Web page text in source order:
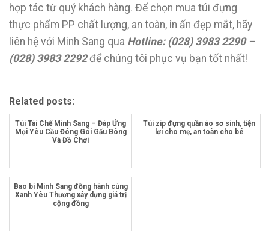
hợp tác từ quý khách hàng. Để chọn mua túi đựng
thực phẩm PP chất lượng, an toàn, in ấn đẹp mắt, hãy
liên hệ với Minh Sang qua Hotline: (028) 3983 2290 –
(028) 3983 2292để chúng tôi phục vụ bạn tốt nhất!
Related posts:
Túi Tái Chế Minh Sang – Đáp Ứng
Mọi Yêu Cầu Đóng Gói Gấu Bông
Và Đồ Chơi
Túi zip đựng quần áo sơ sinh, tiện
lợi cho mẹ, an toàn cho bé
Bao bì Minh Sang đồng hành cùng
Xanh Yêu Thương xây dựng giá trị
cộng đồng